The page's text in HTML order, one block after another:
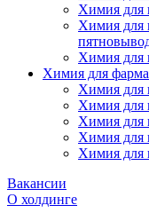
Химия для
Химия для
Химия для
Химия для
Химия для
Химия для
Химия для
Химия для
Химия для
Вакансии
О холдинге